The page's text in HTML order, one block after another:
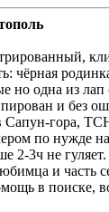
чёрная
но одна из лап
и без
Сапун-гора,
по нужде
2-3ч не
и часть
в поиске,